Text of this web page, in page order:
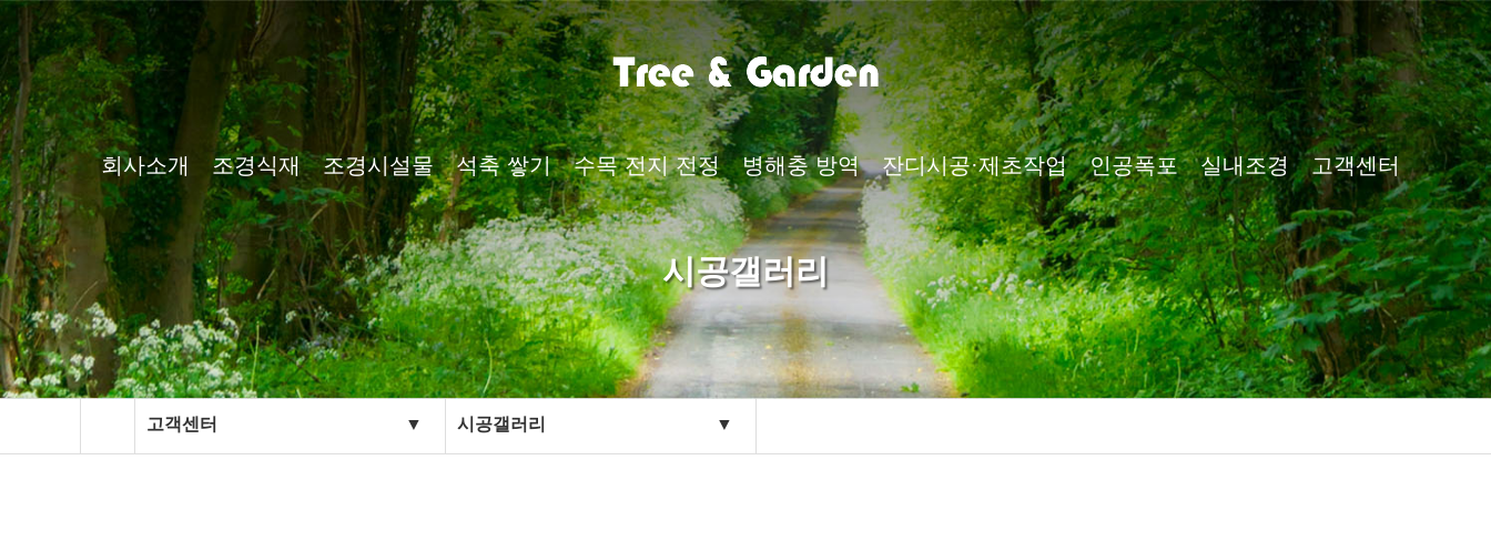
회사소개
인사말
오시는 길
조경식재
조경식재
조경시설물
조경시설물
석축 쌓기
석축 쌓기
수목 전지 전정
수목 전지 전정
병해충 방역
병해충 방역
잔디시공·제초작업
잔디시공·제초작업
인공폭포
인공폭포
실내조경
실내조경
고객센터
공지사항
견적문의
시공갤러리
시공갤러리
고객센터 ▼ 시공갤러리 ▼